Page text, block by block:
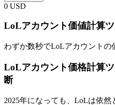
0 USD
LoLアカウント価値計算
わずか数秒でLoLアカウントの
LoLアカウント価格計算
断
2025年になっても、LoLは依